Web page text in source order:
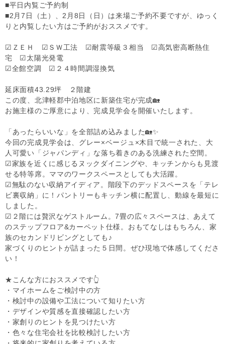
■平日内覧ご予約制
■2月7日（土）、2月8日（日）は来場ご予約不要ですが、ゆっく
りと内覧したい方はご予約がおススメです。
☑ＺＥＨ ☑ＳＷ工法 ☑耐震等級３相当 ☑高気密高断熱住
宅 ☑太陽光発電
☑全館空調 ☑２４時間調湿換気
延床面積43.29坪 ２階建
この度、北津軽郡中泊地区に新築住宅が完成🏡
お施主様のご厚意により、完成見学会を開催いたします。
「あったらいいな」を全部詰め込みました🏡✨
今回の完成見学会は、グレー×ベージュ×木目で統一された、大
人可愛い「ジャパンディ」な落ち着きのある洗練された空間。
☑家族を近くに感じるヌックダイニングや、キッチンからも見渡
せる特等席。ママのワークスペースとしても大活躍。
☑無駄のない収納アイディア。階段下のデッドスペースを「テレ
ビ裏収納」に！パントリーもキッチン横に配置し、動線を最短に
しました。
☑２階には贅沢なゲストルーム。7畳の広々スペースは、あえて
のステップフロア&カーペット仕様。おもてなしはもちろん、家
族のセカンドリビングとしても♪
家づくりのヒントが詰まった５日間。ぜひ現地で体感してくださ
い！
★こんな方におススメです👆
・マイホームをご検討中の方
・検討中の設備や工法について知りたい方
・デザインや質感を直接確認したい方
・家創りのヒントを見つけたい方
・色々な住宅会社を比較検討したい方